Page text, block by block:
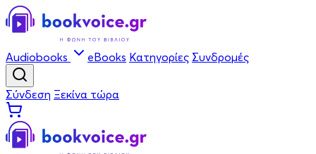
Audiobooks eBooks Κατηγορίες Συνδρομές
Σύνδεση Ξεκίνα τώρα